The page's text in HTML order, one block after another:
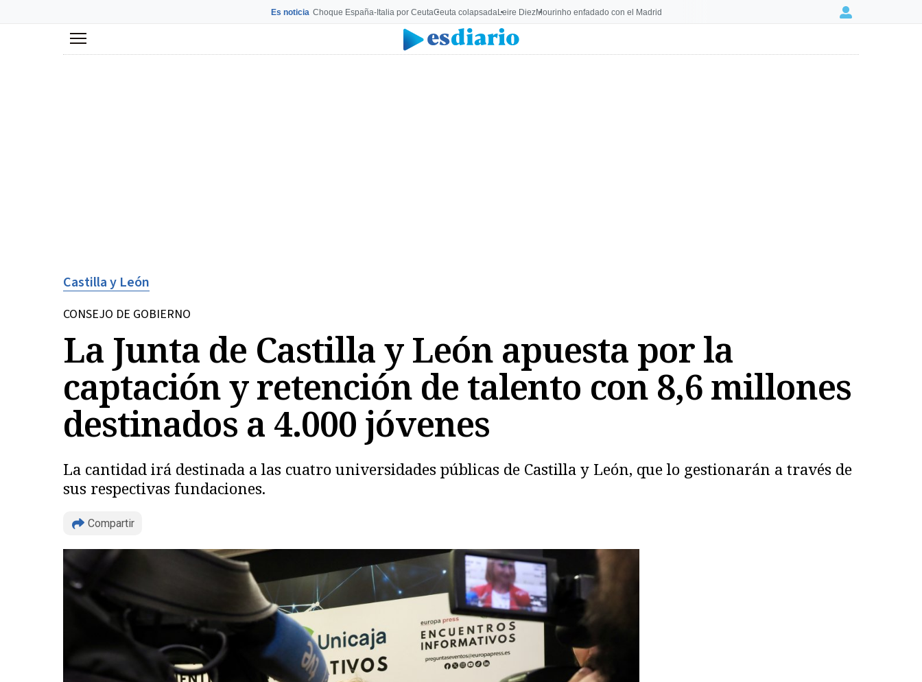
Es noticia Choque España-Italia por CeutaCeuta colapsadaLeire DiezMourinho enfadado con el Madrid Login
Menú
Castilla y León
CONSEJO DE GOBIERNO
La Junta de Castilla y León apuesta por la
captación y retención de talento con 8,6 millones
destinados a 4.000 jóvenes
La cantidad irá destinada a las cuatro universidades públicas de Castilla y León, que lo gestionarán a través de
sus respectivas fundaciones.
Compartir
Copiar